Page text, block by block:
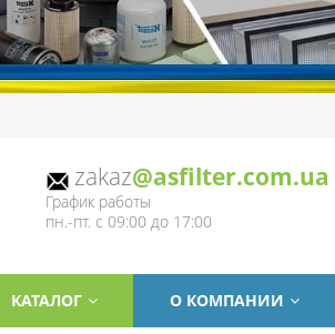
zakaz@asfilter.com.ua
График работы
пн.-пт. с 09:00 до 17:00
КАТАЛОГ О КОМПАНИИ